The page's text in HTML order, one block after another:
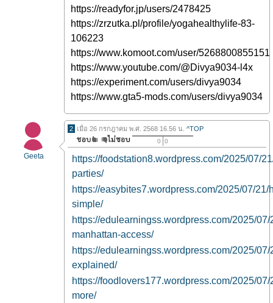
https://readyfor.jp/users/2478425
https://zrzutka.pl/profile/yogahealthylife-83-
106223
https://www.komoot.com/user/5268800855151
https://www.youtube.com/@Divya9034-l4x
https://experiment.com/users/divya9034
https://www.gta5-mods.com/users/divya9034
Geeta
2 เมื่อ 26 กรกฎาคม พ.ศ. 2568 16.56 น. ^TOP
0 0
https://foodstation8.wordpress.com/2025/07/
parties/
https://easybites7.wordpress.com/2025/07/
simple/
https://edulearningss.wordpress.com/2025/
manhattan-access/
https://edulearningss.wordpress.com/2025/
explained/
https://foodlovers177.wordpress.com/2025/
more/